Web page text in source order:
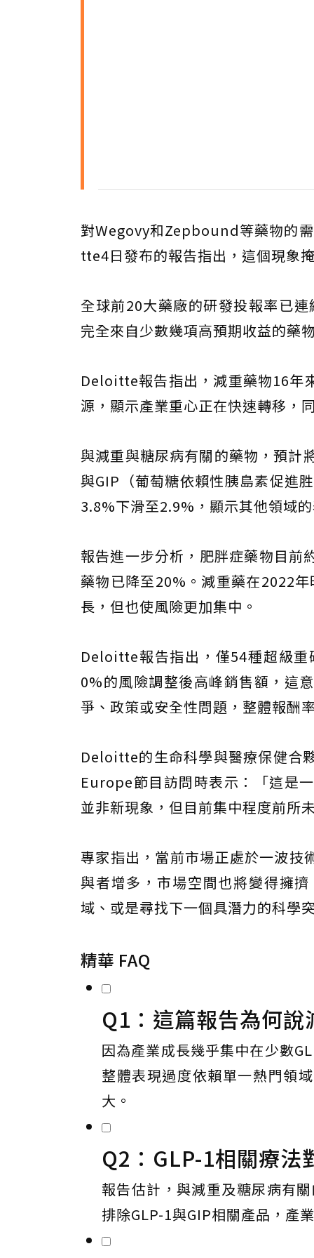
對Wegovy和Zepbound等藥物的
tte4日發布的報告指出，這個現象
全球前20大藥廠的研發投報率已
完全來自少數幾項高預期收益的藥
Deloitte報告指出，減重藥物16年
源，顯示產業重心正在快速轉移，
與減重與糖尿病有關的藥物，預計
與GIP（葡萄糖依賴性胰島素促進
3.8%下滑至2.9%，顯示其他領域
報告進一步分析，肥胖症藥物目前
藥物已降至20%。減重藥在2022
長，但也使風險更加集中。
Deloitte報告指出，僅54種超級
0%的風險調整後高峰銷售額，這
爭、政策或安全性問題，整體報酬
Deloitte的生命科學與醫療保健合
Europe節目訪問時表示：「這是
並非新現象，但目前集中程度前所
專家指出，當前市場正處於一波技
與者增多，市場空間也將變得擁
域、或是尋找下一個具潛力的科學
精華 FAQ
Q1：這篇報告為何
因為產業成長幾乎集中在少數
整體表現過度依賴單一熱門領
大。
Q2：GLP-1相關療法
報告估計，與減重及糖尿病有
排除GLP-1與GIP相關產品，產